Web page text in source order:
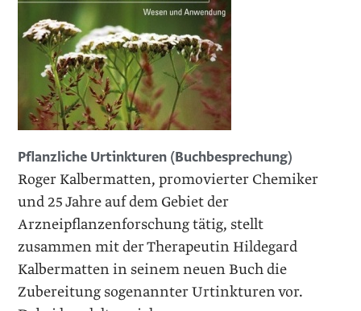
Pflanzliche ­Urtinkturen (Buchbesprechung)
Roger Kalbermatten, promovierter Chemiker
und 25 Jahre auf dem Gebiet der
Arzneipflanzenforschung tätig, stellt
zusammen mit der Therapeutin Hildegard
Kalbermatten in seinem neuen Buch die
Zubereitung sogenannter Urtinkturen vor.